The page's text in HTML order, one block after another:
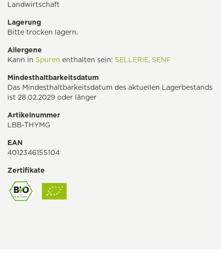
Landwirtschaft
Lagerung
Bitte trocken lagern.
Allergene
Kann in Spuren enthalten sein: SELLERIE, SENF
Mindesthaltbarkeitsdatum
Das Mindesthaltbarkeitsdatum des aktuellen Lagerbestands
ist 28.02.2029 oder länger
Artikelnummer
LBB-THYMG
EAN
4012346155104
Zertifikate